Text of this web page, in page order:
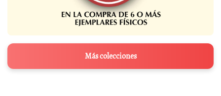
Más colecciones